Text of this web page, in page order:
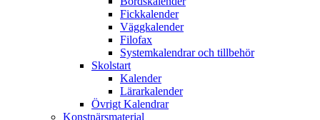
Fickkalender
Väggkalender
Filofax
Systemkalendrar och tillbehör
Skolstart
Kalender
Lärarkalender
Övrigt Kalendrar
Konstnärsmaterial